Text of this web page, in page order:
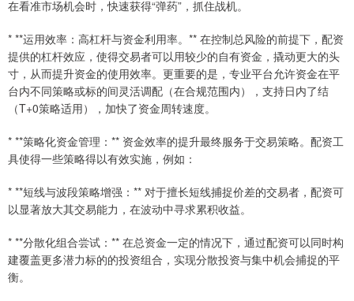
在看准市场机会时，快速获得“弹药”，抓住战机。
* **运用效率：高杠杆与资金利用率。** 在控制总风险的前提下，配资
提供的杠杆效应，使得交易者可以用较少的自有资金，撬动更大的头
寸，从而提升资金的使用效率。更重要的是，专业平台允许资金在平
台内不同策略或标的间灵活调配（在合规范围内），支持日内了结
（T+0策略适用），加快了资金周转速度。
* **策略化资金管理：** 资金效率的提升最终服务于交易策略。配资工
具使得一些策略得以有效实施，例如：
* **短线与波段策略增强：** 对于擅长短线捕捉价差的交易者，配资可
以显著放大其交易能力，在波动中寻求累积收益。
* **分散化组合尝试：** 在总资金一定的情况下，通过配资可以同时构
建覆盖更多潜力标的的投资组合，实现分散投资与集中机会捕捉的平
衡。